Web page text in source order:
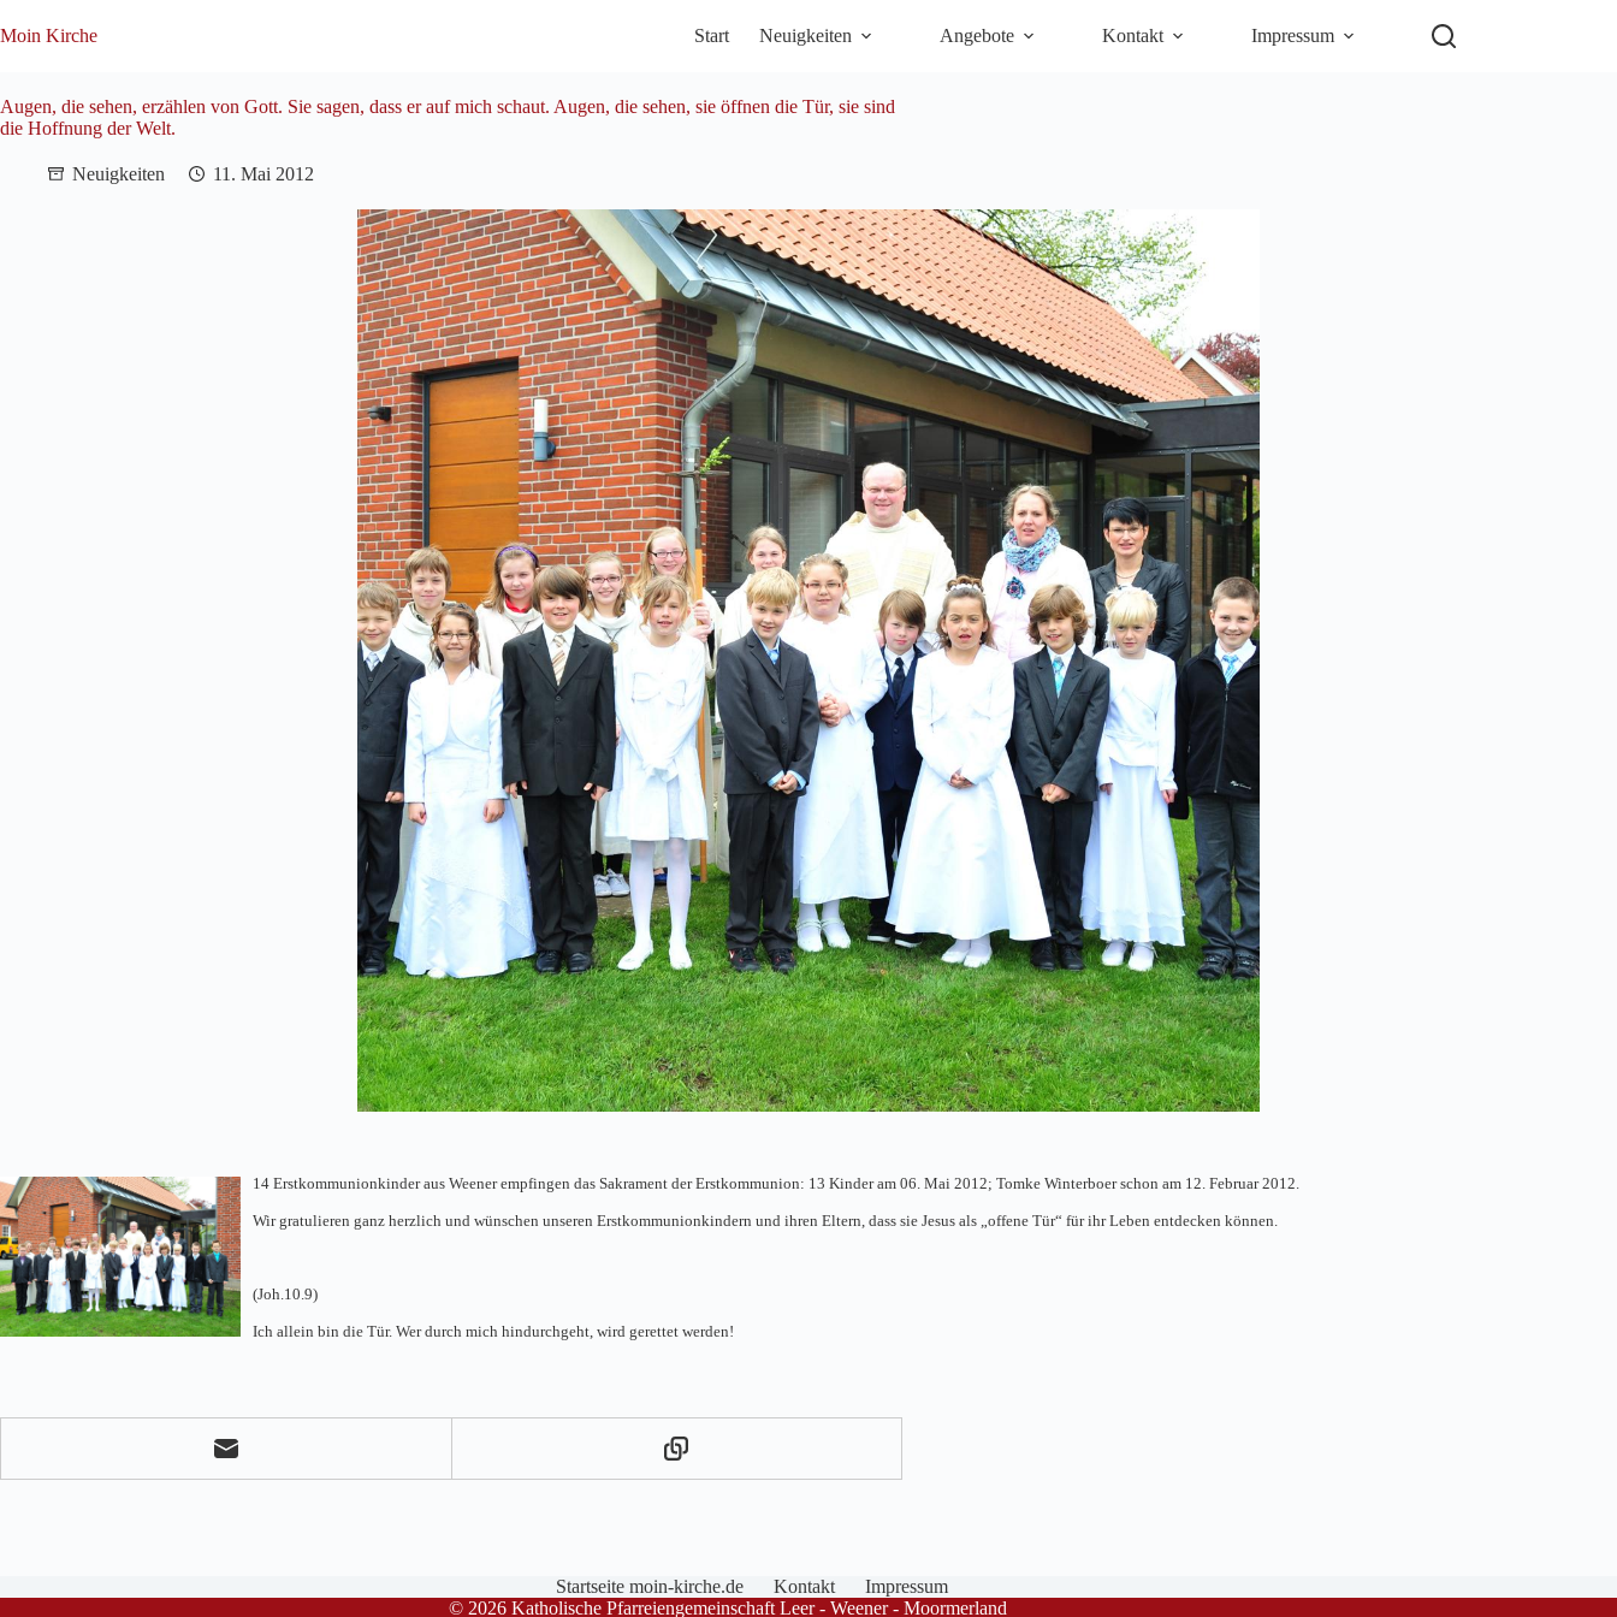
Inhalt
Moin Kirche Start Neuigkeiten Angebote Kontakt Impressum
Augen, die sehen, erzählen von Gott. Sie sagen, dass er auf mich schaut. Augen, die sehen, sie öffnen die Tür, sie sind
die Hoffnung der Welt.
Neuigkeiten 11. Mai 2012
14 Erstkommunionkinder aus Weener empfingen das Sakrament der Erstkommunion: 13 Kinder am 06. Mai 2012; Tomke Winterboer schon am 12. Februar 2012.
Wir gratulieren ganz herzlich und wünschen unseren Erstkommunionkindern und ihren Eltern, dass sie Jesus als „offene Tür“ für ihr Leben entdecken können.
(Joh.10.9)
Ich allein bin die Tür. Wer durch mich hindurchgeht, wird gerettet werden!
Startseite moin-kirche.de Kontakt
Impressum
© 2026 Katholische Pfarreiengemeinschaft Leer - Weener - Moormerland